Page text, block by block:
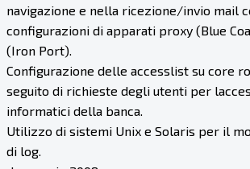
navigazione e nella ricezione/invio mail
configurazioni di apparati proxy (Blue
(Iron Port).
Configurazione delle accesslist su core
seguito di richieste degli utenti per
informatici della banca.
Utilizzo di sistemi Unix e Solaris per il
di log.